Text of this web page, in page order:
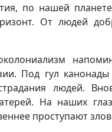
по нашей
От людей
Под гул
людей.
На наших
проступают